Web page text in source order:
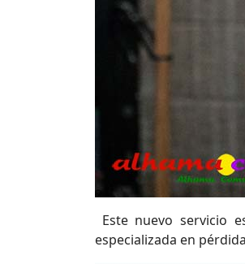
Este nuevo servicio
especializada en